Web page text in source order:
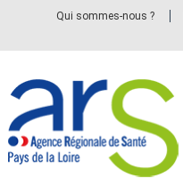
Qui sommes-nous ?